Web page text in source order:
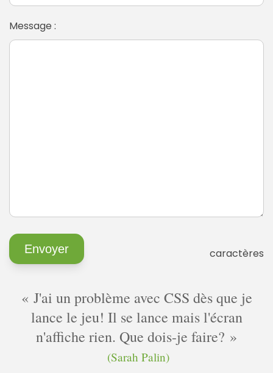
Message :
caractères
J'ai un problème avec CSS dès que je
lance le jeu! Il se lance mais l'écran
n'affiche rien. Que dois-je faire?
(Sarah Palin)